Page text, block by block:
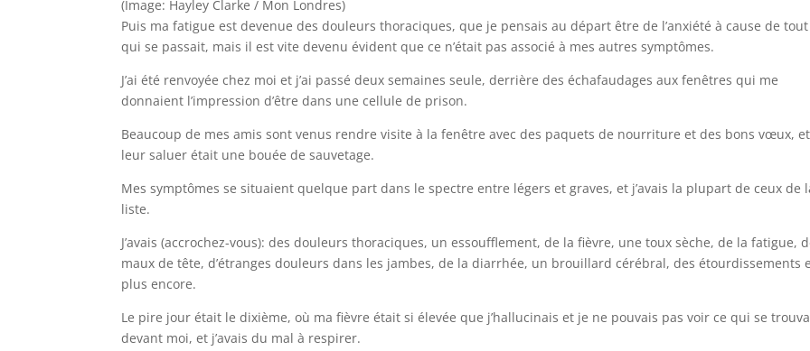
(Image: Hayley Clarke / Mon Londres)
Puis ma fatigue est devenue des douleurs thoraciques, que je pensais au départ être de l’anxiété à cause de tout
qui se passait, mais il est vite devenu évident que ce n’était pas associé à mes autres symptômes.
J’ai été renvoyée chez moi et j’ai passé deux semaines seule, derrière des échafaudages aux fenêtres qui me
donnaient l’impression d’être dans une cellule de prison.
Beaucoup de mes amis sont venus rendre visite à la fenêtre avec des paquets de nourriture et des bons vœux, et
leur saluer était une bouée de sauvetage.
Mes symptômes se situaient quelque part dans le spectre entre légers et graves, et j’avais la plupart de ceux de
liste.
J’avais (accrochez-vous): des douleurs thoraciques, un essoufflement, de la fièvre, une toux sèche, de la fatigue,
maux de tête, d’étranges douleurs dans les jambes, de la diarrhée, un brouillard cérébral, des étourdissements
plus encore.
Le pire jour était le dixième, où ma fièvre était si élevée que j’hallucinais et je ne pouvais pas voir ce qui se
devant moi, et j’avais du mal à respirer.